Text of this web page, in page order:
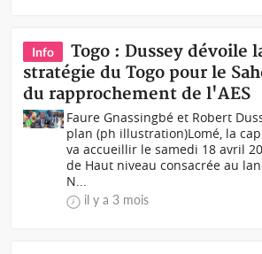
Info
Togo : Dussey dévoile
stratégie du Togo pour le
du rapprochement de l'AES
Faure Gnassingbé et Robert
plan (ph illustration)Lomé, la
va accueillir le samedi 18 avril
de Haut niveau consacrée au
N...
il y a 3 mois